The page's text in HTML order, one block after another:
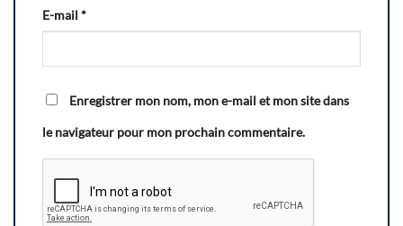
E-mail *
Enregistrer mon nom, mon e-mail et mon site dans
le navigateur pour mon prochain commentaire.